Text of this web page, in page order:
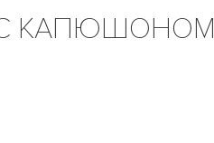
КАПЮШОНОМ